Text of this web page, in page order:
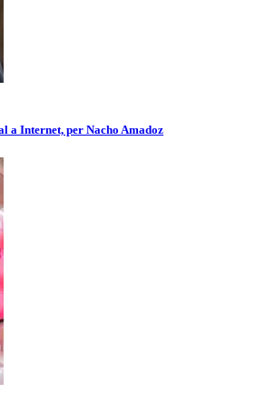
a Internet, per Nacho Amadoz